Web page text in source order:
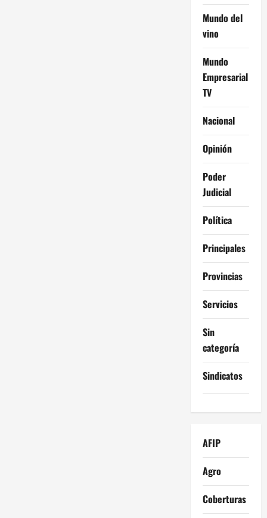
Mundo del
vino
Mundo
Empresarial
TV
Nacional
Opinión
Poder
Judicial
Política
Principales
Provincias
Servicios
Sin
categoría
Sindicatos
AFIP
Agro
Coberturas